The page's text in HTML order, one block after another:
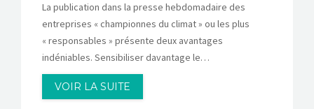
La publication dans la presse hebdomadaire des
entreprises « championnes du climat » ou les plus
« responsables » présente deux avantages
indéniables. Sensibiliser davantage le…
VOIR LA SUITE